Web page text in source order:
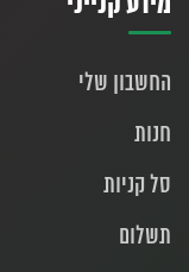
החשבון שלי
חנות
סל קניות
תשלום